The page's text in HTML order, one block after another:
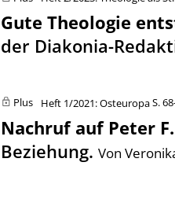
Gute Theologie
der Diakonia-
Plus Heft 1/2021: OsteuropaS.
Nachruf auf Peter
Beziehung. Von